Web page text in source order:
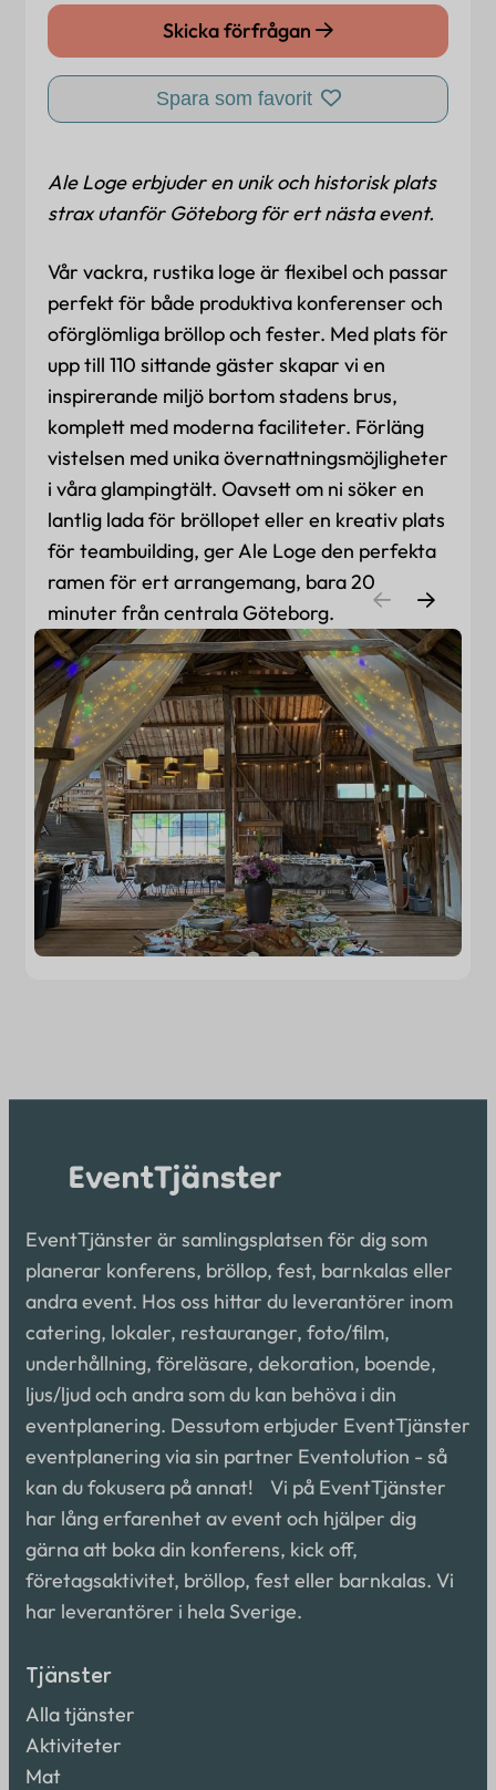
Skicka förfrågan
Spara som favorit
Ale Loge erbjuder en unik och historisk plats
strax utanför Göteborg för ert nästa event.
Vår vackra, rustika loge är flexibel och passar
perfekt för både produktiva konferenser och
oförglömliga bröllop och fester. Med plats för
upp till 110 sittande gäster skapar vi en
inspirerande miljö bortom stadens brus,
komplett med moderna faciliteter. Förläng
vistelsen med unika övernattningsmöjligheter
i våra glampingtält. Oavsett om ni söker en
lantlig lada för bröllopet eller en kreativ plats
för teambuilding, ger Ale Loge den perfekta
ramen för ert arrangemang, bara 20
minuter från centrala Göteborg.
EventTjänster är samlingsplatsen för dig som
planerar konferens, bröllop, fest, barnkalas eller
andra event. Hos oss hittar du leverantörer inom
catering, lokaler, restauranger, foto/film,
underhållning, föreläsare, dekoration, boende,
ljus/ljud och andra som du kan behöva i din
eventplanering. Dessutom erbjuder EventTjänster
eventplanering via sin partner Eventolution - så
kan du fokusera på annat! Vi på EventTjänster
har lång erfarenhet av event och hjälper dig
gärna att boka din konferens, kick off,
företagsaktivitet, bröllop, fest eller barnkalas. Vi
har leverantörer i hela Sverige.
Tjänster
Alla tjänster
Aktiviteter
Mat